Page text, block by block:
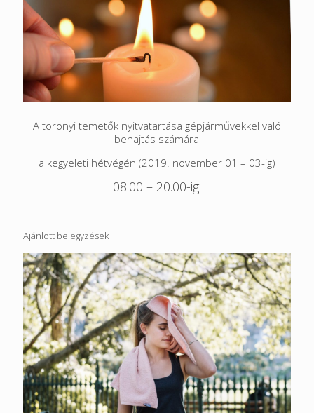
A toronyi temetők nyitvatartása gépjárművekkel való
behajtás számára
a kegyeleti hétvégén (2019. november 01 – 03-ig)
08.00 – 20.00-ig.
Ajánlott bejegyzések